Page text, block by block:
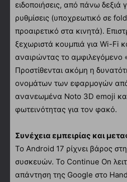
ειδοποιήσεις, από πάνω δεξιά
ρυθμίσεις (υποχρεωτικό σε
προαιρετικό στα κινητά).
ξεχωριστά κουμπιά για Wi-Fi
αναιρώντας το αμφιλεγόμενο
Προστίθενται ακόμη η
ονομάτων των εφαρμογών
ανανεωμένα Noto 3D emoji
φωτεινότητας για τον φακό.
Συνέχεια εμπειρίας και
Το Android 17 ρίχνει βάρος
συσκευών. Το Continue On
απάντηση της Google στο